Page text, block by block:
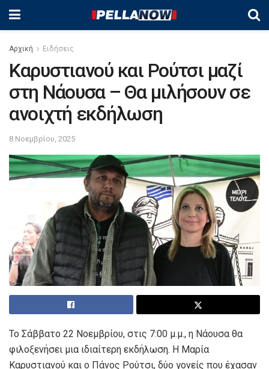
Αρχική Ειδήσεις
Καρυστιανού και Ρούτσι μαζί
στη Νάουσα – Θα μιλήσουν σε
ανοιχτή εκδήλωση
8 Νοεμβρίου, 2025
Το Σάββατο 22 Νοεμβρίου, στις 7:00 μ.μ., η Νάουσα θα
φιλοξενήσει μια ιδιαίτερη εκδήλωση. Η Μαρία
Καρυστιανού και ο Πάνος Ρούτσι, δύο γονείς που έχασαν